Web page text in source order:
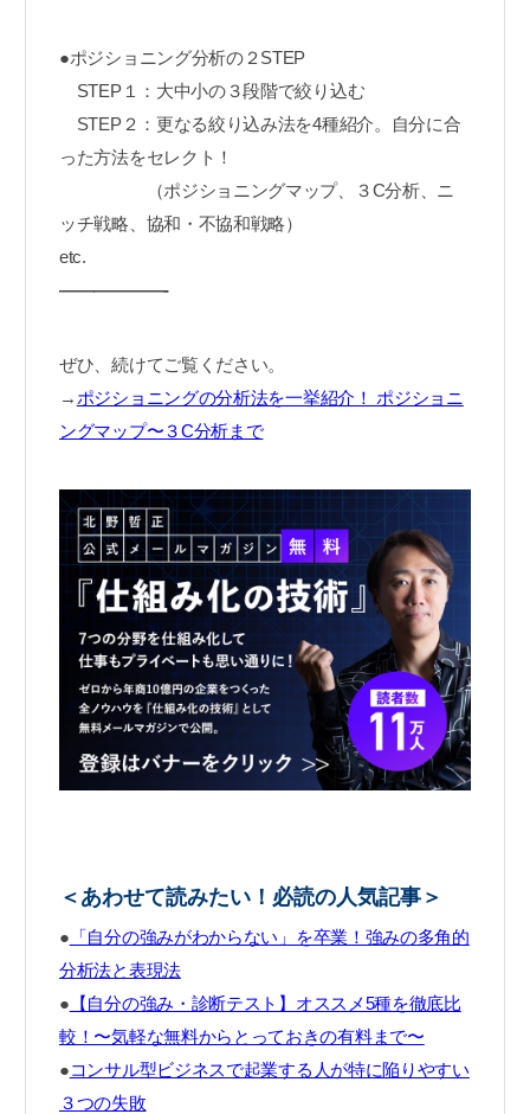
●ポジショニング分析の２STEP
STEP１：大中小の３段階で絞り込む
STEP２：更なる絞り込み法を4種紹介。自分に合
った方法をセレクト！
（ポジショニングマップ、３C分析、ニ
ッチ戦略、協和・不協和戦略）
etc.
——————-
ぜひ、続けてご覧ください。
→ ポジショニングの分析法を一挙紹介！ ポジショニ
ングマップ〜３C分析まで
＜あわせて読みたい！必読の人気記事＞
● 「自分の強みがわからない」を卒業！強みの多角的
分析法と表現法
● 【自分の強み・診断テスト】オススメ5種を徹底比
較！〜気軽な無料からとっておきの有料まで〜
●コンサル型ビジネスで起業する人が特に陥りやすい
３つの失敗